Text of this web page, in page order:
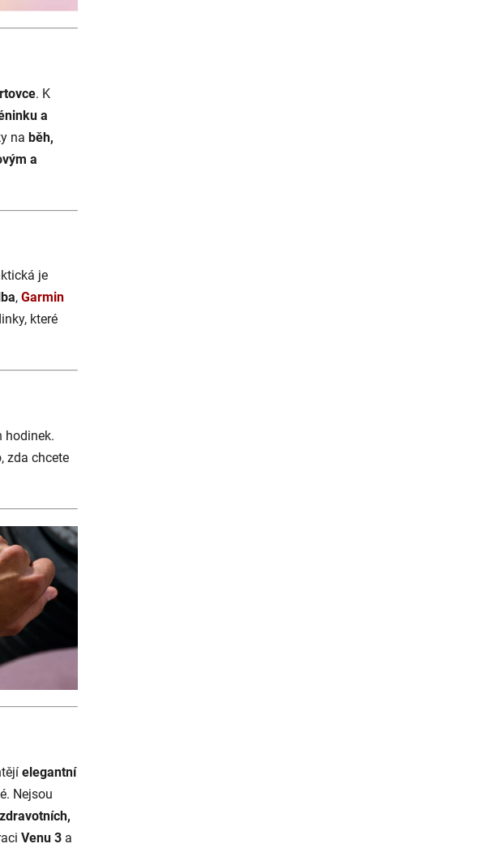
. K
a
na běh,
a
je
, Garmin
které
hodinek.
zda chcete
elegantní
Nejsou
Venu 3 a